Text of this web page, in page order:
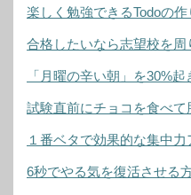
楽しく勉強できるTodoの
合格したいなら志望校を周
「月曜の辛い朝」を30%
試験直前にチョコを食べて
１番ベタで効果的な集中力
6秒でやる気を復活させる